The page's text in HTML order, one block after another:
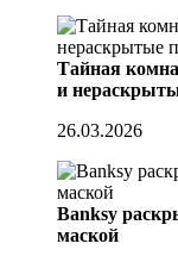
Тайная
и
26.03.2026
Banksy
маской